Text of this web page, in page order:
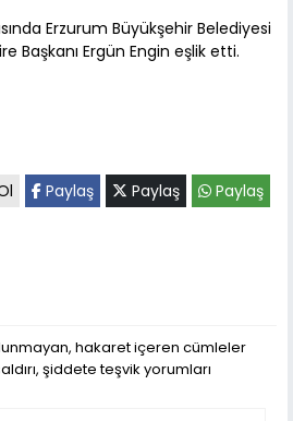
Erzurum Büyükşehir Belediyesi
Başkanı Ergün Engin eşlik etti.
Paylaş Paylaş Paylaş
hakaret içeren cümleler
şiddete teşvik yorumları